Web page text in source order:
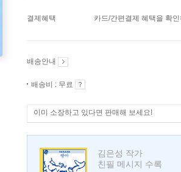
결제혜택 카드/간편결제 혜택을 확
배송안내
배송비 : 무료
이미 소장하고 있다면 판매해 보세요!
김은성 작가
친필 메시지 수록